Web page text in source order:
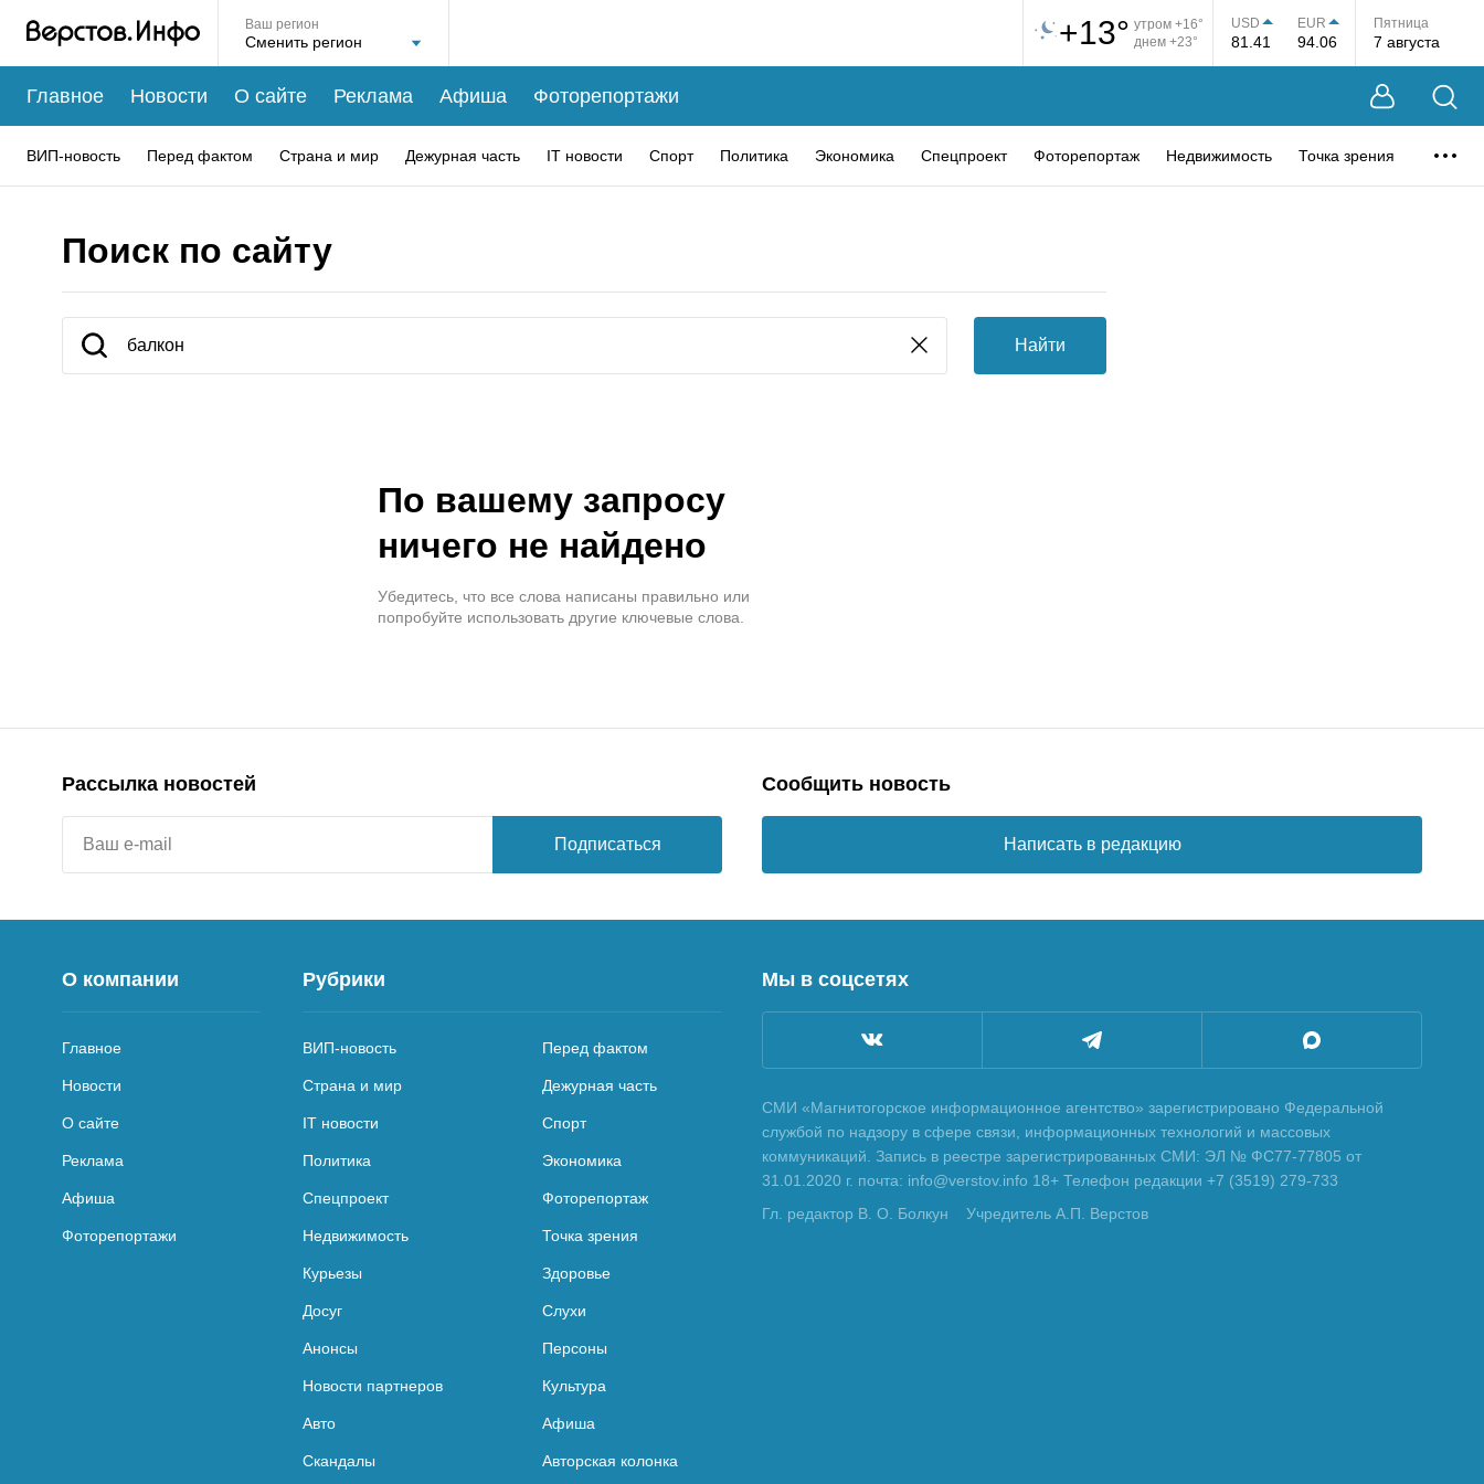
Ваш регион +13° утром +16°
днем +23°
USD
81.41
EUR
94.06
Пятница
7 августа
Главное Новости О сайте Реклама Афиша Фоторепортажи
ВИП-новость Перед фактом Страна и мир Дежурная часть IT новости Спорт Политика Экономика Спецпроект Фоторепортаж Недвижимость Точка зрения
Поиск по сайту
Найти
По вашему запросу
ничего не найдено
Убедитесь, что все слова написаны правильно или
попробуйте использовать другие ключевые слова.
Рассылка новостей
Подписаться
Сообщить новость
Написать в редакцию
О компании
Главное
Новости
О сайте
Реклама
Афиша
Фоторепортажи
Рубрики
ВИП-новость Перед фактом
Страна и мир Дежурная часть
IT новости Спорт
Политика Экономика
Спецпроект Фоторепортаж
Недвижимость Точка зрения
Курьезы Здоровье
Досуг Слухи
Анонсы Персоны
Новости партнеров Культура
Авто Афиша
Скандалы Авторская колонка
Мы в соцсетях
СМИ «Магнитогорское информационное агентство» зарегистрировано Федеральной
службой по надзору в сфере связи, информационных технологий и массовых
коммуникаций. Запись в реестре зарегистрированных СМИ: ЭЛ № ФС77-77805 от
31.01.2020 г. почта: info@verstov.info 18+ Телефон редакции +7 (3519) 279-733
Гл. редактор В. О. Болкун
Учредитель А.П. Верстов